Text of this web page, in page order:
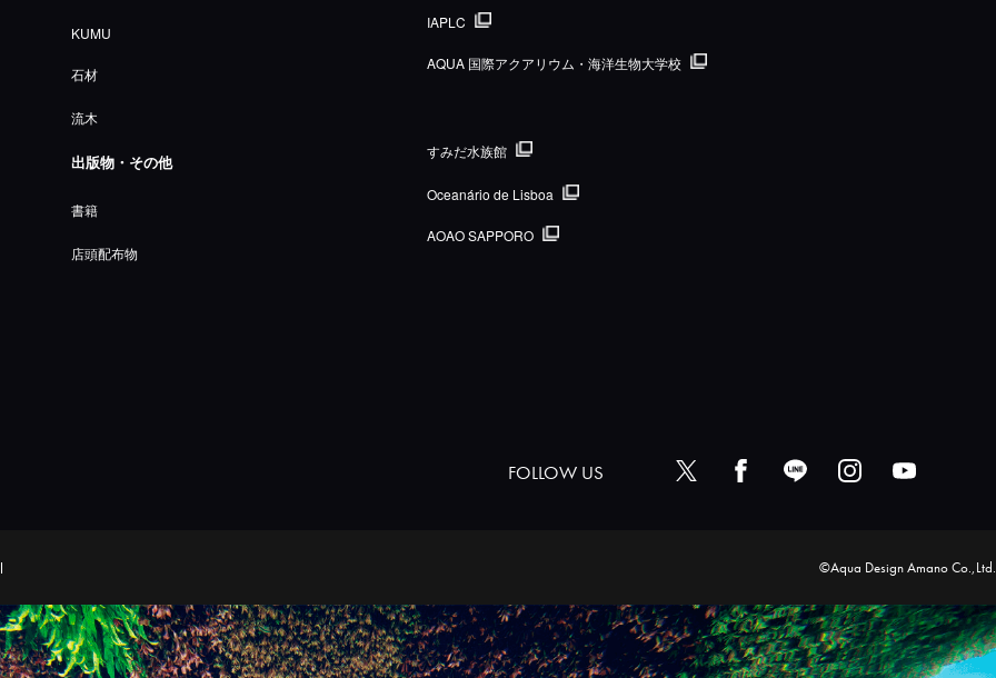
KUMU
石材
流木
出版物・その他
書籍
店頭配布物
IAPLC
AQUA 国際アクアリウム・海洋生物大学校
すみだ水族館
Oceanário de Lisboa
AOAO SAPPORO
FOLLOW US
©Aqua Design Amano Co.,Ltd.